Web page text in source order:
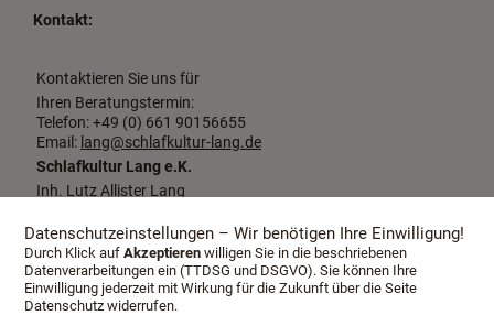
Kontakt:
Kontaktieren Sie uns für
Ihren Beratungstermin:
Telefon: +49 (0) 661 90156655
Email: lang@schlafkultur-lang.de
Schlafkultur Lang e.K.
Inh. Lutz Allister Lang
36037 Fulda
Datenschutzeinstellungen – Wir benötigen Ihre Einwilligung!
Durch Klick aufAkzeptieren willigen Sie in die beschriebenen
Datenverarbeitungen ein (TTDSG und DSGVO). Sie können Ihre
Einwilligung jederzeit mit Wirkung für die Zukunft über die Seite
Datenschutz widerrufen.